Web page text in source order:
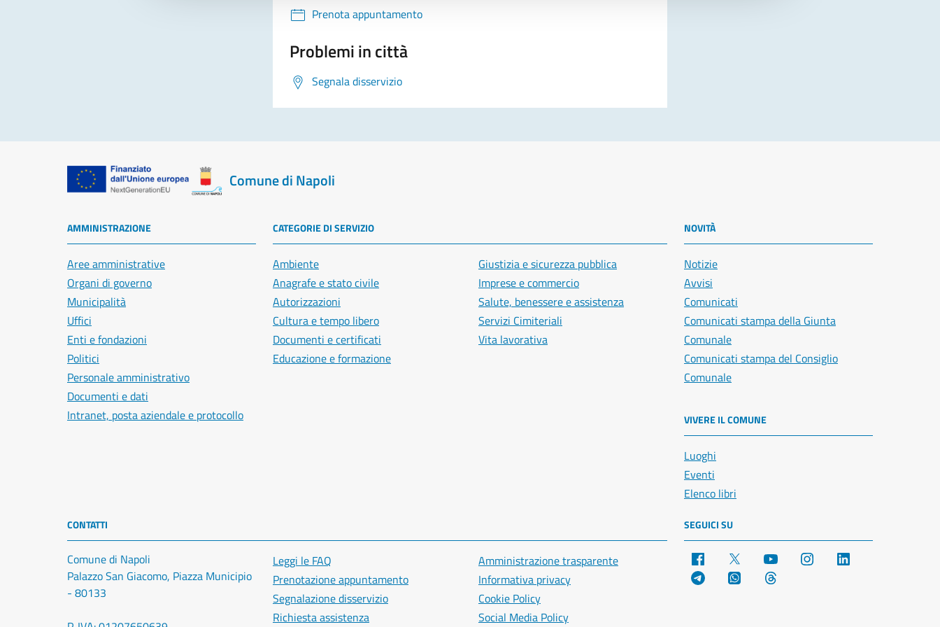
Prenota appuntamento
Problemi in città
Segnala disservizio
Comune di Napoli
AMMINISTRAZIONE
Aree amministrative
Organi di governo
Municipalità
Uffici
Enti e fondazioni
Politici
Personale amministrativo
Documenti e dati
Intranet, posta aziendale e protocollo
CATEGORIE DI SERVIZIO
Ambiente
Anagrafe e stato civile
Autorizzazioni
Cultura e tempo libero
Documenti e certificati
Educazione e formazione
Giustizia e sicurezza pubblica
Imprese e commercio
Salute, benessere e assistenza
Servizi Cimiteriali
Vita lavorativa
NOVITÀ
Notizie
Avvisi
Comunicati
Comunicati stampa della Giunta
Comunale
Comunicati stampa del Consiglio
Comunale
VIVERE IL COMUNE
Luoghi
Eventi
Elenco libri
CONTATTI
Comune di Napoli
Palazzo San Giacomo, Piazza Municipio
- 80133
Leggi le FAQ
Prenotazione appuntamento
Segnalazione disservizio
Richiesta assistenza
Amministrazione trasparente
Informativa privacy
Cookie Policy
Social Media Policy
SEGUICI SU
Facebook YouTube Instagram
Telegram WhatsApp